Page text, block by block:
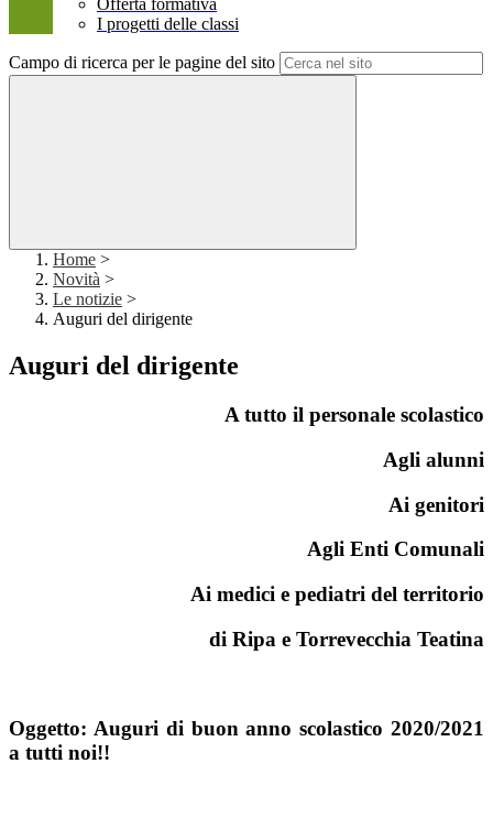
Offerta formativa
I progetti delle classi
Campo di ricerca per le pagine del sito
Home >
Novità >
Le notizie >
Auguri del dirigente
Auguri del dirigente
A tutto il personale scolastico
Agli alunni
Ai genitori
Agli Enti Comunali
Ai medici e pediatri del territorio
di Ripa e Torrevecchia Teatina
Oggetto: Auguri di buon anno scolastico 2020/2021
a tutti noi!!